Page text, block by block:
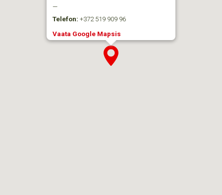
—
Telefon: +372 519 909 96
Vaata Google Mapsis